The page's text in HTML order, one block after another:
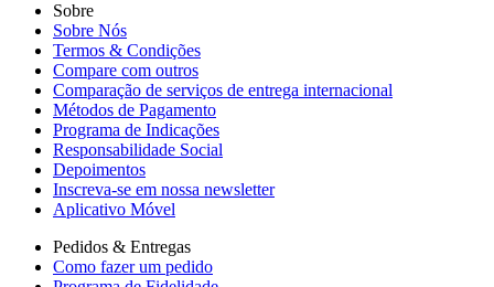
Sobre
Sobre Nós
Termos & Condições
Compare com outros
Comparação de serviços de entrega internacional
Métodos de Pagamento
Programa de Indicações
Responsabilidade Social
Depoimentos
Inscreva-se em nossa newsletter
Aplicativo Móvel
Pedidos & Entregas
Como fazer um pedido